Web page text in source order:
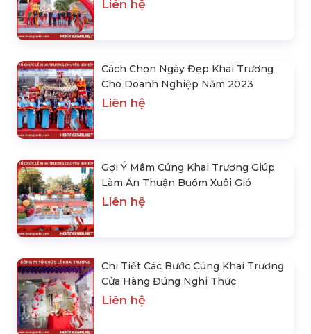
Liên hệ
Cách Chọn Ngày Đẹp Khai Trương
Cho Doanh Nghiệp Năm 2023
Liên hệ
Gợi Ý Mâm Cúng Khai Trương Giúp
Làm Ăn Thuận Buồm Xuôi Gió
Liên hệ
Chi Tiết Các Bước Cúng Khai Trương
Cửa Hàng Đúng Nghi Thức
Liên hệ